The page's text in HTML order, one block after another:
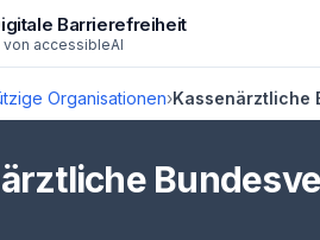
Barrierefreiheit
von accessibleAI
Organisationen›Kassenärztliche